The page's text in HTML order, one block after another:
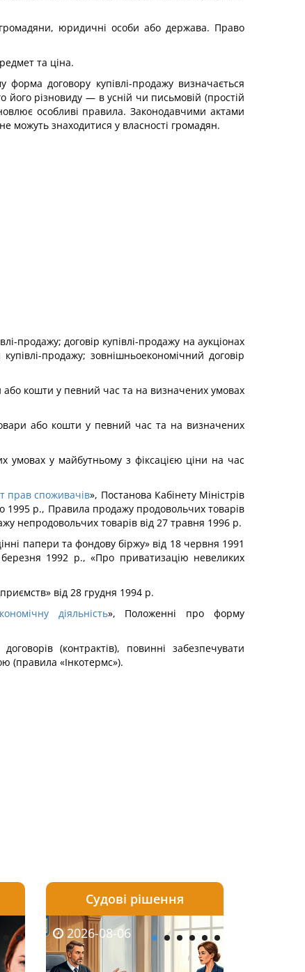
юридичні особи або держава. Право
та ціна.
форма договору купівлі-продажу визначається
різновиду — в усній чи письмовій (простій
особливі правила. Законодавчими актами
можуть знаходитися у власності громадян.
продажу; договір купівлі-продажу на аукціонах
продажу; зовнішньоекономічний договір
кошти у певний час та на визначених умовах
або кошти у певний час та на визначених
умовах у майбутньому з фіксацією ціни на час
прав споживачів», Постанова Кабінету Міністрів
1995 р., Правила продажу продовольчих товарів
непродовольчих товарів від 27 травня 1996 р.
папери та фондову біржу» від 18 червня 1991
1992 р., «Про приватизацію невеликих
від 28 грудня 1994 р.
діяльність», Положенні про форму
(контрактів), повинні забезпечувати
(правила «Інкотермс»).
2026-08-05 2026-08-05
2026-08-03 2026-08-03
2026-08-06 2026-08-06
Судові рішення
2026-08-06